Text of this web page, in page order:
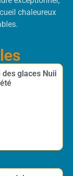
chaleureux
des glaces Nuii